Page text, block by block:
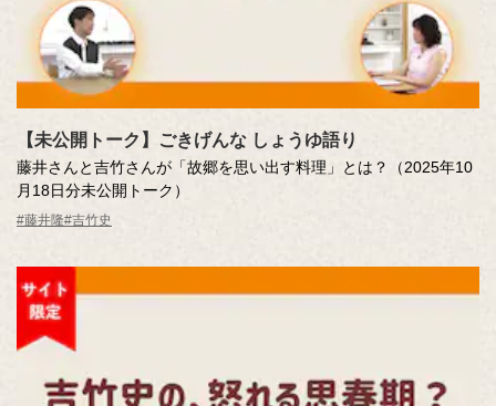
【未公開トーク】ごきげんな しょうゆ語り
藤井さんと吉竹さんが「故郷を思い出す料理」とは？（2025年10
月18日分未公開トーク）
#藤井隆#吉竹史